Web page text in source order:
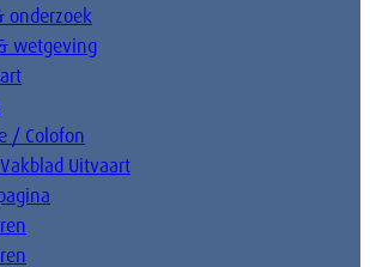
onderzoek
wetgeving
/ Colofon
Uitvaart